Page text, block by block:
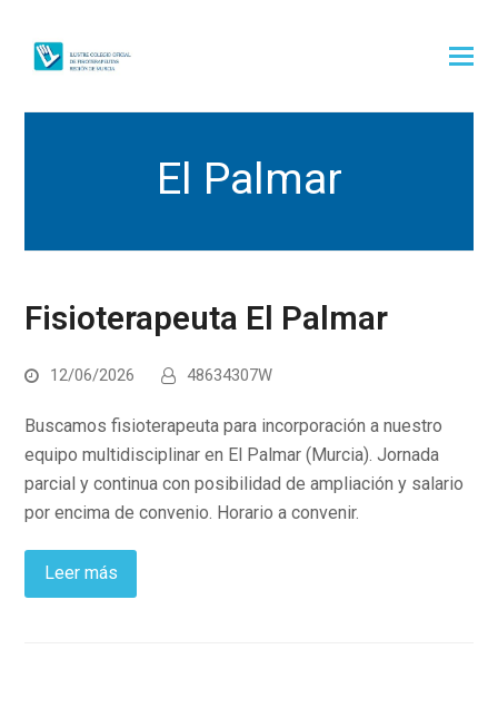
El Palmar
Fisioterapeuta El Palmar
12/06/2026 48634307W
Buscamos fisioterapeuta para incorporación a nuestro
equipo multidisciplinar en El Palmar (Murcia). Jornada
parcial y continua con posibilidad de ampliación y salario
por encima de convenio. Horario a convenir.
Leer más